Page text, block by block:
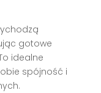
gotowe
idealne
spójność i